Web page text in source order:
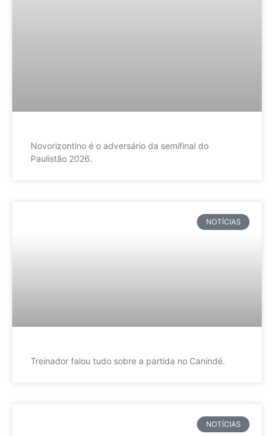
Novorizontino é o adversário da semifinal do
Paulistão 2026.
NOTÍCIAS
Treinador falou tudo sobre a partida no Canindé.
NOTÍCIAS